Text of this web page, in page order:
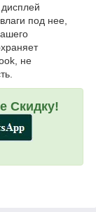
под нее,
не
Скидку!